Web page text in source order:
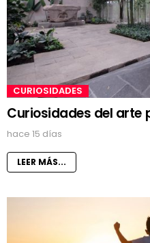
CURIOSIDADES
Curiosidades del arte
hace 15 días
LEER MÁS...